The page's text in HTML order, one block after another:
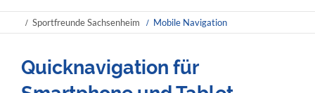
Sportfreunde Sachsenheim Mobile Navigation
Quicknavigation für